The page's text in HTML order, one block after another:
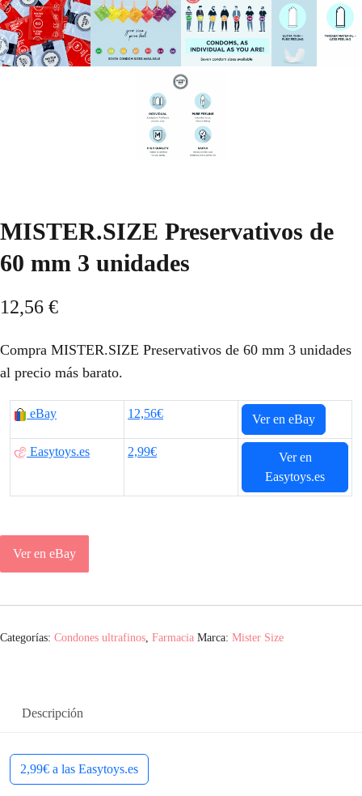
MISTER.SIZE Preservativos de
60 mm 3 unidades
12,56 €
Compra MISTER.SIZE Preservativos de 60 mm 3 unidades
al precio más barato.
eBay 12,56€ Ver en eBay
Easytoys.es 2,99€
Ver en
Easytoys.es
Ver en eBay
Categorías: Condones ultrafinos, Farmacia Marca: Mister Size
Descripción
2,99€ a las Easytoys.es